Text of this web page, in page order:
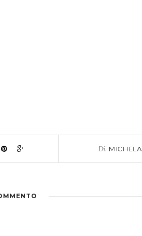
Di MICHELA